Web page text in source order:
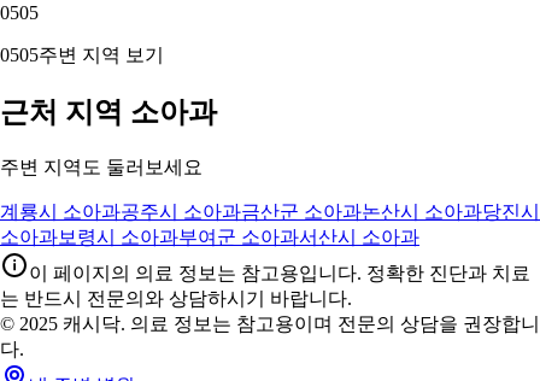
0505
0505주변 지역 보기
근처 지역 소아과
주변 지역도 둘러보세요
계룡시 소아과공주시 소아과금산군 소아과논산시 소아과당진시
소아과보령시 소아과부여군 소아과서산시 소아과
이 페이지의 의료 정보는 참고용입니다. 정확한 진단과 치료
는 반드시 전문의와 상담하시기 바랍니다.
© 2025 캐시닥. 의료 정보는 참고용이며 전문의 상담을 권장합니
다.